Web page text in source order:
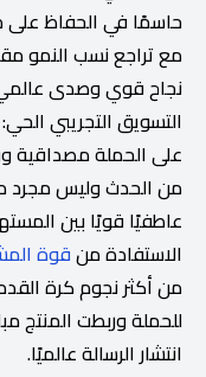
حاسمًا في الحفاظ
مع تراجع نسب النمو
نجاح قوي وصدى عالمي:
التسويق التجريبي
على الحملة مصداقية
من الحدث وليس مجرد
عاطفيًا قويًا بين
الاستفادة منقوة
من أكثر نجوم كرة
للحملة وربطت المنتج
انتشار الرسالة عالميًا.